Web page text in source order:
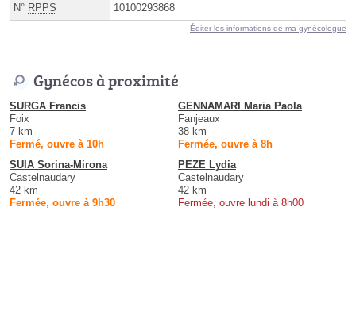
N° RPPS 10100293868
Éditer les informations de ma gynécologue
Gynécos à proximité
SURGA Francis
Foix
7 km
Fermé, ouvre à 10h
GENNAMARI Maria Paola
Fanjeaux
38 km
Fermée, ouvre à 8h
SUIA Sorina-Mirona
Castelnaudary
42 km
Fermée, ouvre à 9h30
PEZE Lydia
Castelnaudary
42 km
Fermée, ouvre lundi à 8h00